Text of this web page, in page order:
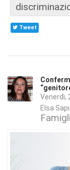
Tweet
Venerdì,
Elsa